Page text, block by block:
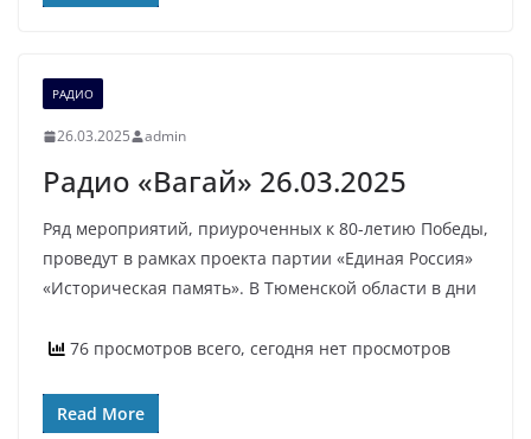
РАДИО
26.03.2025 admin
Радио «Вагай» 26.03.2025
Ряд мероприятий, приуроченных к 80-летию Победы,
проведут в рамках проекта партии «Единая Россия»
«Историческая память». В Тюменской области в дни
76 просмотров всего, сегодня нет просмотров
Read More